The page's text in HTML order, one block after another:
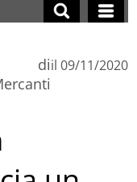
diil 09/11/2020